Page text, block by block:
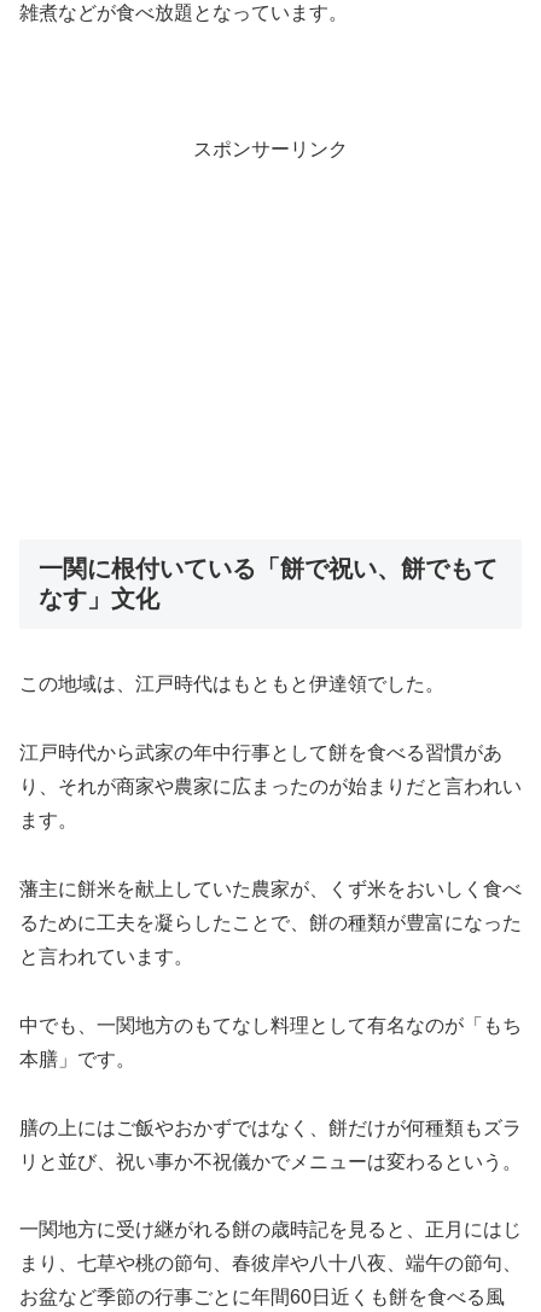
雑煮などが食べ放題となっています。
スポンサーリンク
一関に根付いている「餅で祝い、餅でもて
なす」文化
この地域は、江戸時代はもともと伊達領でした。
江戸時代から武家の年中行事として餅を食べる習慣があ
り、それが商家や農家に広まったのが始まりだと言われい
ます。
藩主に餅米を献上していた農家が、くず米をおいしく食べ
るために工夫を凝らしたことで、餅の種類が豊富になった
と言われています。
中でも、一関地方のもてなし料理として有名なのが「もち
本膳」です。
膳の上にはご飯やおかずではなく、餅だけが何種類もズラ
リと並び、祝い事か不祝儀かでメニューは変わるという。
一関地方に受け継がれる餅の歳時記を見ると、正月にはじ
まり、七草や桃の節句、春彼岸や八十八夜、端午の節句、
お盆など季節の行事ごとに年間60日近くも餅を食べる風